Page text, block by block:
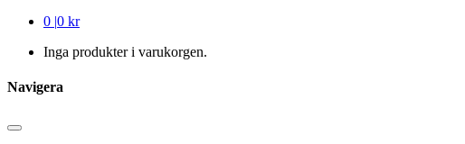
0 |0 kr
Inga produkter i varukorgen.
Navigera